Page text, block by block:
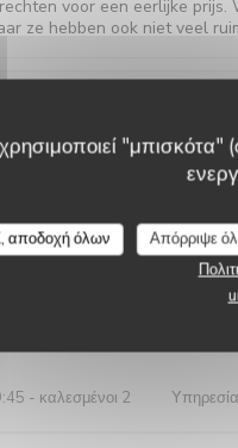
"μπισκότα"
αποδοχή όλων Απόρριψε
voor een eerlijke
ze hebben ook niet veel
Υπηρεσία
- καλεσμένοι 2 Υπηρεσία